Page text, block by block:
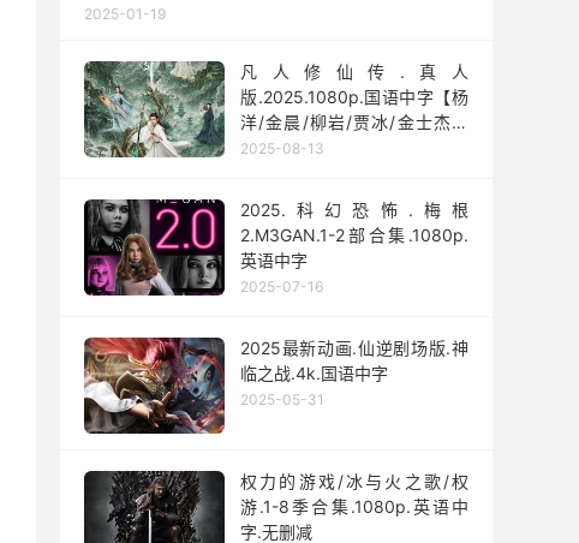
2025-01-19
凡人修仙传.真人
版.2025.1080p.国语中字【杨
洋/金晨/柳岩/贾冰/金士杰】
【全30集】
2025-08-13
2025.科幻恐怖.梅根
2.M3GAN.1-2部合集.1080p.
英语中字
2025-07-16
2025最新动画.仙逆剧场版.神
临之战.4k.国语中字
2025-05-31
权力的游戏/冰与火之歌/权
游.1-8季合集.1080p.英语中
字.无删减